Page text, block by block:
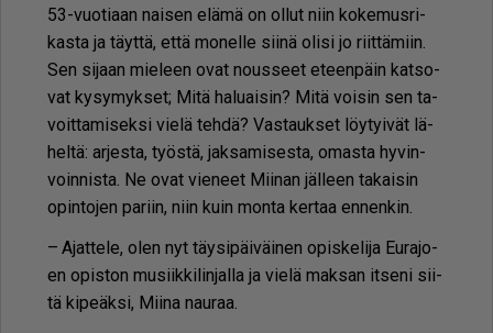
53-vuo­ti­aan nai­sen elä­mä on ol­lut niin ko­ke­mus­ri­
kas­ta ja täyt­tä, et­tä mo­nel­le sii­nä oli­si jo riit­tä­miin.
Sen si­jaan mie­leen ovat nous­seet eteen­päin kat­so­
vat ky­sy­myk­set; Mitä ha­lu­ai­sin? Mitä voi­sin sen ta­
voit­ta­mi­sek­si vie­lä teh­dä? Vas­tauk­set löy­tyi­vät lä­
hel­tä: ar­jes­ta, työs­tä, jak­sa­mi­ses­ta, omas­ta hy­vin­
voin­nis­ta. Ne ovat vie­neet Mii­nan jäl­leen ta­kai­sin
opin­to­jen pa­riin, niin kuin mon­ta ker­taa en­nen­kin.
– Ajat­te­le, olen nyt täy­si­päi­väi­nen opis­ke­li­ja Eu­ra­jo­
en opis­ton mu­siik­ki­lin­jal­la ja vie­lä mak­san it­se­ni sii­
tä ki­pe­äk­si, Mii­na nau­raa.